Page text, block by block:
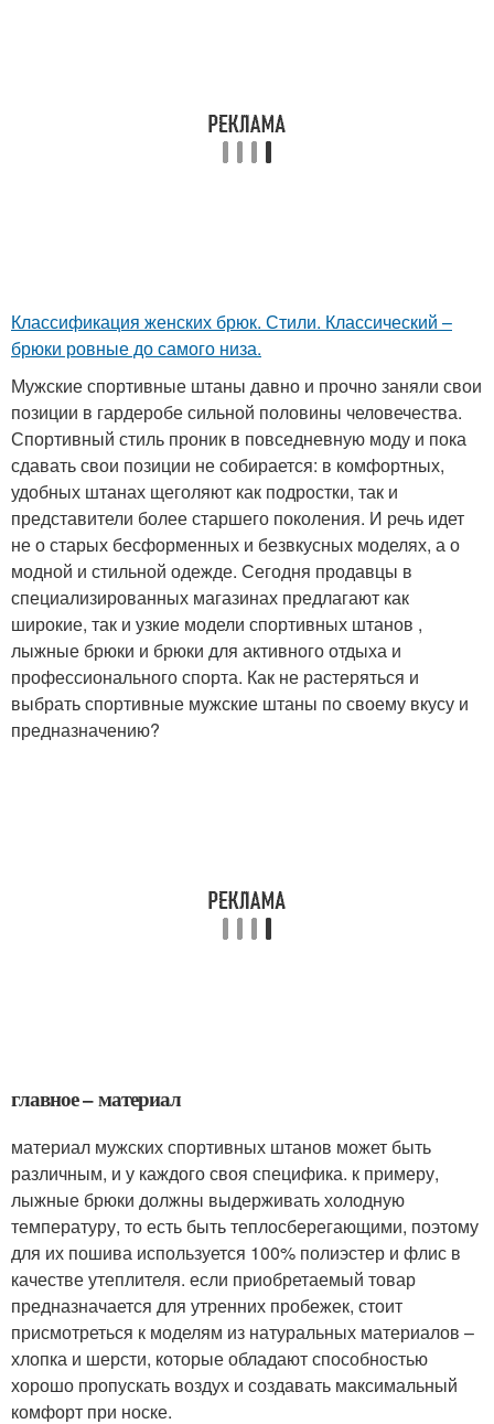
Классификация женских брюк. Стили. Классический –
брюки ровные до самого низа.
Мужские спортивные штаны давно и прочно заняли свои
позиции в гардеробе сильной половины человечества.
Спортивный стиль проник в повседневную моду и пока
сдавать свои позиции не собирается: в комфортных,
удобных штанах щеголяют как подростки, так и
представители более старшего поколения. И речь идет
не о старых бесформенных и безвкусных моделях, а о
модной и стильной одежде. Сегодня продавцы в
специализированных магазинах предлагают как
широкие, так и узкие модели спортивных штанов ,
лыжные брюки и брюки для активного отдыха и
профессионального спорта. Как не растеряться и
выбрать спортивные мужские штаны по своему вкусу и
предназначению?
главное – материал
материал мужских спортивных штанов может быть
различным, и у каждого своя специфика. к примеру,
лыжные брюки должны выдерживать холодную
температуру, то есть быть теплосберегающими, поэтому
для их пошива используется 100% полиэстер и флис в
качестве утеплителя. если приобретаемый товар
предназначается для утренних пробежек, стоит
присмотреться к моделям из натуральных материалов –
хлопка и шерсти, которые обладают способностью
хорошо пропускать воздух и создавать максимальный
комфорт при носке.